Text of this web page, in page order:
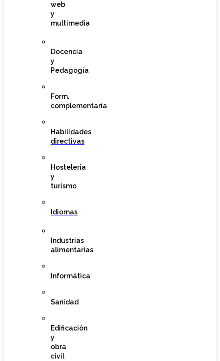
web
y
multimedia
Docencia
y
Pedagogía
Form.
complementaria
Habilidades
directivas
Hosteleria
y
turismo
Idiomas
Industrias
alimentarias
Informática
Sanidad
Edificación
y
obra
civil